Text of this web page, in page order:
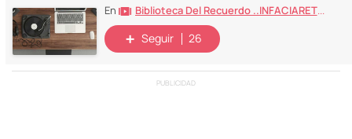
En Biblioteca Del Recuerdo ..INFACIARETRO...80 90 REC
Seguir 26
PUBLICIDAD